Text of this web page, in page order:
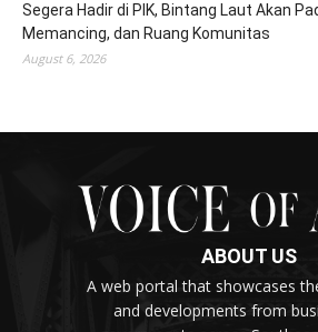
Segera Hadir di PIK, Bintang Laut Akan
Memancing, dan Ruang Komunitas
August 6, 2026
ABOUT US
A web portal that showcases
and developments from